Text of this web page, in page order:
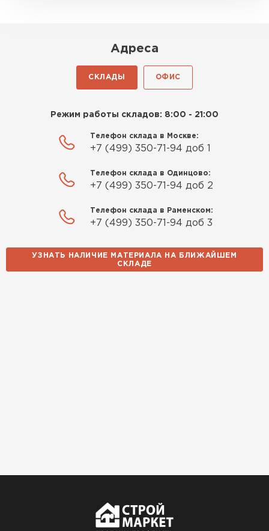
Адреса
СКЛАДЫ ОФИС
Режим работы складов: 8:00 - 21:00
Телефон склада в Москве:
+7 (499) 350-71-94 доб 1
Телефон склада в Одинцово:
+7 (499) 350-71-94 доб 2
Телефон склада в Раменском:
+7 (499) 350-71-94 доб 3
УЗНАТЬ НАЛИЧИЕ МАТЕРИАЛА НА БЛИЖАЙШЕМ
СКЛАДЕ